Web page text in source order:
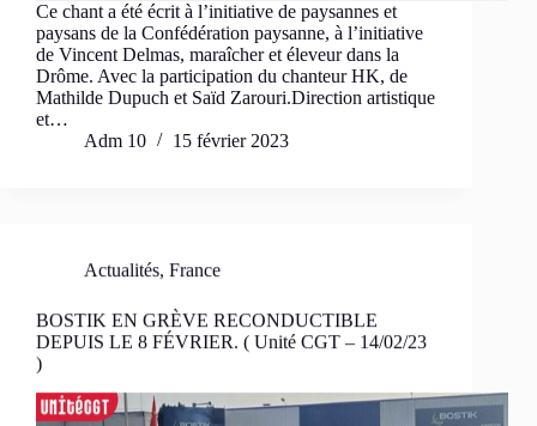
Ce chant a été écrit à l’initiative de paysannes et
paysans de la Confédération paysanne, à l’initiative
de Vincent Delmas, maraîcher et éleveur dans la
Drôme. Avec la participation du chanteur HK, de
Mathilde Dupuch et Saïd Zarouri.Direction artistique
et…
Adm 10
15 février 2023
Actualités, France
BOSTIK EN GRÈVE RECONDUCTIBLE
DEPUIS LE 8 FÉVRIER. ( Unité CGT – 14/02/23
)